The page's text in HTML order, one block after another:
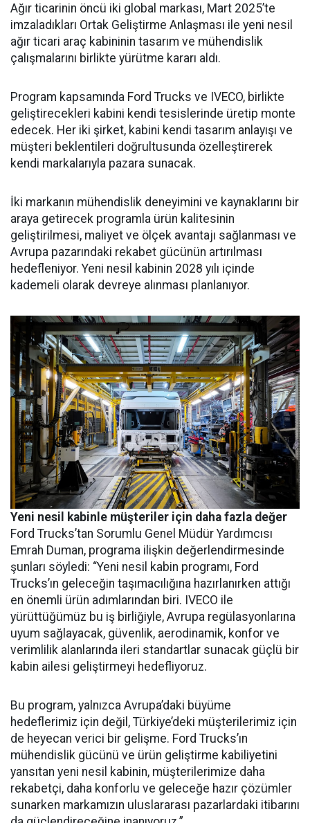
Ağır ticarinin öncü iki global markası, Mart 2025’te
imzaladıkları Ortak Geliştirme Anlaşması ile yeni nesil
ağır ticari araç kabininin tasarım ve mühendislik
çalışmalarını birlikte yürütme kararı aldı.
Program kapsamında Ford Trucks ve IVECO, birlikte
geliştirecekleri kabini kendi tesislerinde üretip monte
edecek. Her iki şirket, kabini kendi tasarım anlayışı ve
müşteri beklentileri doğrultusunda özelleştirerek
kendi markalarıyla pazara sunacak.
İki markanın mühendislik deneyimini ve kaynaklarını bir
araya getirecek programla ürün kalitesinin
geliştirilmesi, maliyet ve ölçek avantajı sağlanması ve
Avrupa pazarındaki rekabet gücünün artırılması
hedefleniyor. Yeni nesil kabinin 2028 yılı içinde
kademeli olarak devreye alınması planlanıyor.
Yeni nesil kabinle müşteriler için daha fazla değer
Ford Trucks’tan Sorumlu Genel Müdür Yardımcısı
Emrah Duman, programa ilişkin değerlendirmesinde
şunları söyledi: “Yeni nesil kabin programı, Ford
Trucks’ın geleceğin taşımacılığına hazırlanırken attığı
en önemli ürün adımlarından biri. IVECO ile
yürüttüğümüz bu iş birliğiyle, Avrupa regülasyonlarına
uyum sağlayacak, güvenlik, aerodinamik, konfor ve
verimlilik alanlarında ileri standartlar sunacak güçlü bir
kabin ailesi geliştirmeyi hedefliyoruz.
Bu program, yalnızca Avrupa’daki büyüme
hedeflerimiz için değil, Türkiye’deki müşterilerimiz için
de heyecan verici bir gelişme. Ford Trucks’ın
mühendislik gücünü ve ürün geliştirme kabiliyetini
yansıtan yeni nesil kabinin, müşterilerimize daha
rekabetçi, daha konforlu ve geleceğe hazır çözümler
sunarken markamızın uluslararası pazarlardaki itibarını